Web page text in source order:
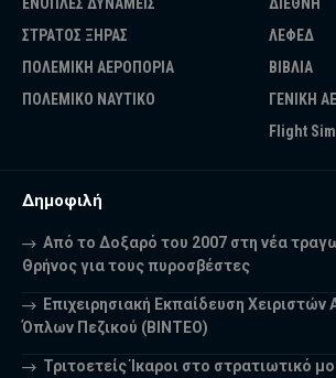
ΕΝΟΠΛΕΣ ΔΥΝΑΜΕΙΣ
ΣΤΡΑΤΟΣ ΞΗΡΑΣ
ΠΟΛΕΜΙΚΗ ΑΕΡΟΠΟΡΙΑ
ΠΟΛΕΜΙΚΟ ΝΑΥΤΙΚΟ
ΔΙΕΘΝΗ
ΛΕΦΕΔ
ΒΙΒΛΙΑ
ΓΕΝΙΚΗ
Flight Sim
Δημοφιλή
Από το Δοξαρό του 2007 στη νέα
Θρήνος για τους πυροσβέστες
Επιχειρησιακή Εκπαίδευση Χειριστών
Όπλων Πεζικού (ΒΙΝΤΕΟ)
Τριτοετείς Ίκαροι στο στρατιωτικό